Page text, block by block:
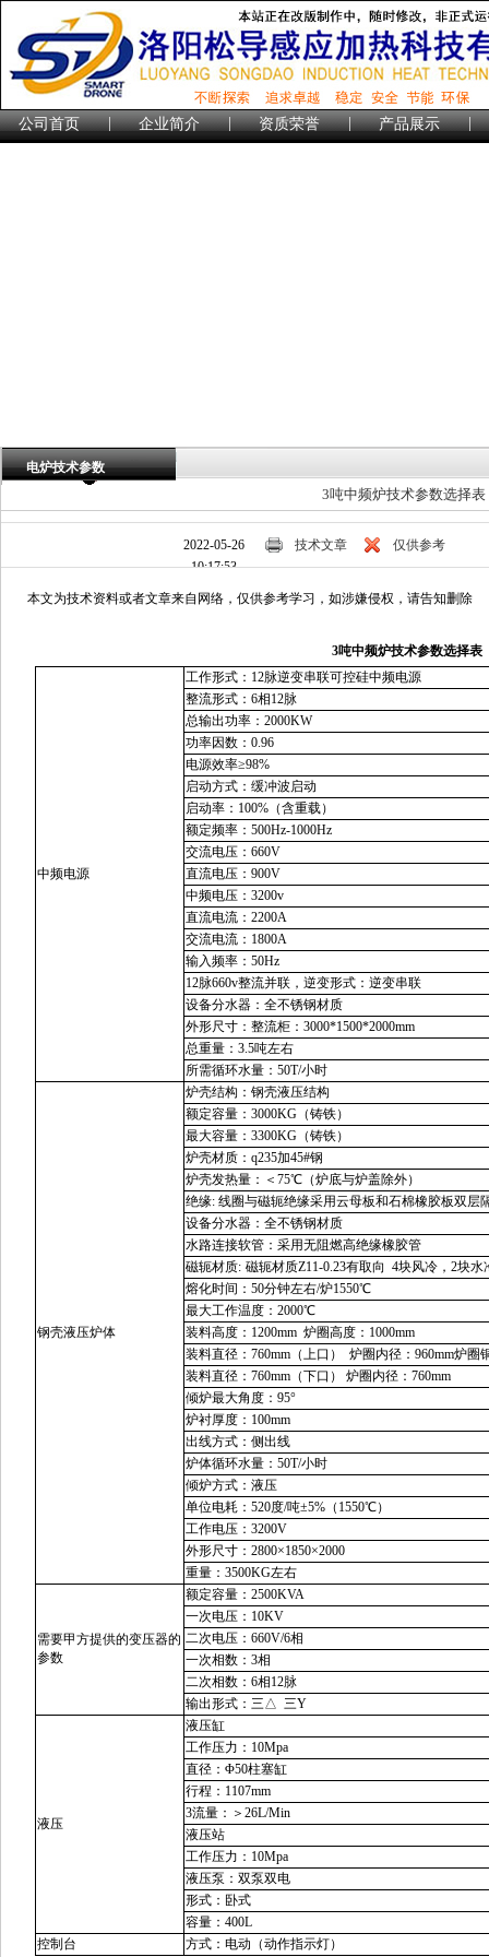
公司首页 | 企业简介 | 资质荣誉 | 产品展示 |
电炉技术参数
3吨中频炉技术参数选择表
2022-05-26
10:17:53
技术文章 仅供参考
本文为技术资料或者文章来自网络，仅供参考学习，如涉嫌侵权，请告知删除
3吨中频炉技术参数选择表
中频电源
工作形式： 12脉逆变串联可控硅中频电源
整流形式： 6相12脉
总输出功率： 2000KW
功率因数： 0.96
电源效率≥98%
启动方式： 缓冲波启动
启动率： 100%（含重载）
额定频率： 500Hz-1000Hz
交流电压： 660V
直流电压： 900V
中频电压： 3200v
直流电流： 2200A
交流电流： 1800A
输入频率： 50Hz
12脉660v整流并联， 逆变形式： 逆变串联
设备分水器：全不锈钢材质
外形尺寸： 整流柜： 3000*1500*2000mm
总重量： 3.5吨左右
所需循环水量： 50T/小时
钢壳液压炉体
炉壳结构 ：钢壳液压结构
额定容量： 3000KG（铸铁）
最大容量： 3300KG（铸铁）
炉壳材质： q235加45#钢
炉壳发热量： ＜ 75℃（炉底与炉盖除外）
绝缘: 线圈与磁轭绝缘采用云母板和石棉橡胶板双层
设备分水器：全不锈钢材质
水路连接软管： 采用无阻燃高绝缘橡胶管
磁轭材质: 磁轭材质Z11-0.23有取向 4块风冷， 2块水
熔化时间 ： 50分钟左右/炉1550℃
最大工作温度： 2000℃
装料高度： 1200mm 炉圈高度： 1000mm
装料直径： 760mm（上口） 炉圈内径： 960mm炉圈
装料直径： 760mm（下口） 炉圈内径： 760mm
倾炉最大角度： 95°
炉衬厚度： 100mm
出线方式：侧出线
炉体循环水量： 50T/小时
倾炉方式：液压
单位电耗： 520度/吨±5%（1550℃）
工作电压： 3200V
外形尺寸： 2800×1850×2000
重量： 3500KG左右
需要甲方提供的变压器的
参数
额定容量： 2500KVA
一次电压： 10KV
二次电压： 660V/6相
一次相数： 3相
二次相数： 6相12脉
输出形式：三△ 三Y
液压
液压缸
工作压力： 10Mpa
直径： Φ50柱塞缸
行程： 1107mm
3流量：＞26L/Min
液压站
工作压力： 10Mpa
液压泵：双泵双电
形式：卧式
容量： 400L
控制台
方式：电动（动作指示灯）